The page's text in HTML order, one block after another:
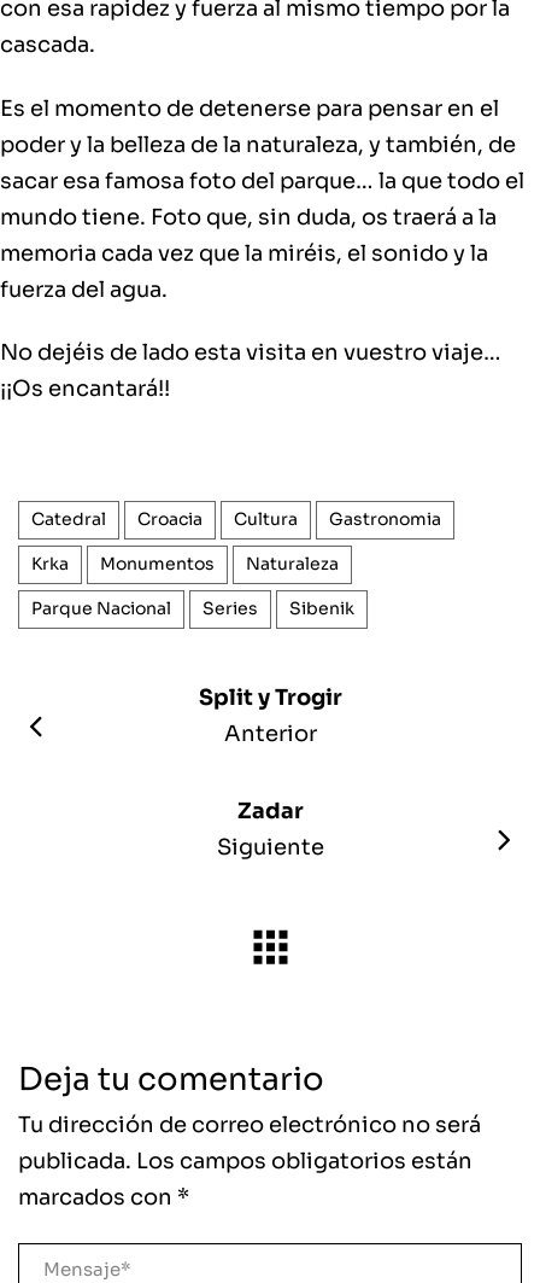
con esa rapidez y fuerza al mismo tiempo por la
cascada.
Es el momento de detenerse para pensar en el
poder y la belleza de la naturaleza, y también, de
sacar esa famosa foto del parque… la que todo el
mundo tiene. Foto que, sin duda, os traerá a la
memoria cada vez que la miréis, el sonido y la
fuerza del agua.
No dejéis de lado esta visita en vuestro viaje…
¡¡Os encantará!!
Catedral Croacia Cultura Gastronomia
Krka Monumentos Naturaleza
Parque Nacional Series Sibenik
Split y Trogir
Anterior
Zadar
Siguiente
Deja tu comentario
Tu dirección de correo electrónico no será
publicada. Los campos obligatorios están
marcados con *